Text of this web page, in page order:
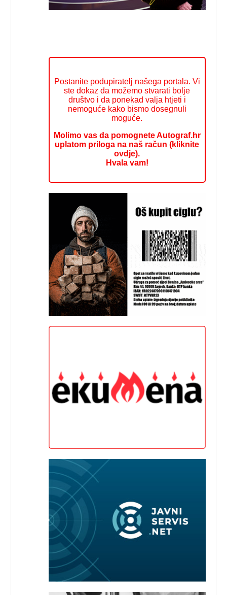
Postanite podupiratelj našega portala. Vi
ste dokaz da možemo stvarati bolje
društvo i da ponekad valja htjeti i
nemoguće kako bismo dosegnuli
moguće.
Molimo vas da pomognete Autograf.hr
uplatom priloga na naš račun (kliknite
ovdje).
Hvala vam!